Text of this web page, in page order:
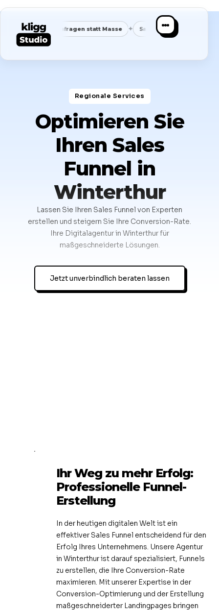
Anfragen statt Masse ✦ Saubere Positionierung
Regionale Services​
Optimieren Sie
Ihren Sales
Funnel in
Winterthur
Lassen Sie Ihren Sales Funnel von Experten
erstellen und steigern Sie Ihre Conversion-Rate.
Ihre Digitalagentur in Winterthur für
maßgeschneiderte Lösungen.
Jetzt unverbindlich beraten lassen
Ihr Weg zu mehr Erfolg:
Professionelle Funnel-
Erstellung
In der heutigen digitalen Welt ist ein
effektiver Sales Funnel entscheidend für den
Erfolg Ihres Unternehmens. Unsere Agentur
in Winterthur ist darauf spezialisiert, Funnels
zu erstellen, die Ihre Conversion-Rate
maximieren. Mit unserer Expertise in der
Conversion-Optimierung und der Erstellung
maßgeschneiderter Landingpages bringen